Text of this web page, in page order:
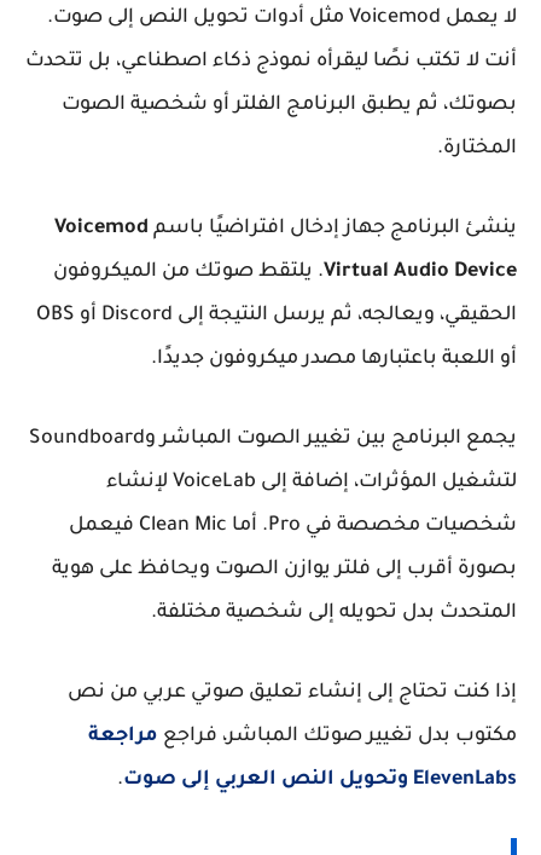
لا يعمل Voicemod مثل أدوات تحويل النص إلى صوت.
أنت لا تكتب نصًا ليقرأه نموذج ذكاء اصطناعي، بل تتحدث
بصوتك، ثم يطبق البرنامج الفلتر أو شخصية الصوت
المختارة.
ينشئ البرنامج جهاز إدخال افتراضيًا باسم Voicemod
Virtual Audio Device. يلتقط صوتك من الميكروفون
الحقيقي، ويعالجه، ثم يرسل النتيجة إلى Discord أو OBS
أو اللعبة باعتبارها مصدر ميكروفون جديدًا.
يجمع البرنامج بين تغيير الصوت المباشر وSoundboard
لتشغيل المؤثرات، إضافة إلى VoiceLab لإنشاء
شخصيات مخصصة في Pro. أما Clean Mic فيعمل
بصورة أقرب إلى فلتر يوازن الصوت ويحافظ على هوية
المتحدث بدل تحويله إلى شخصية مختلفة.
إذا كنت تحتاج إلى إنشاء تعليق صوتي عربي من نص
مكتوب بدل تغيير صوتك المباشر، فراجع مراجعة
ElevenLabs وتحويل النص العربي إلى صوت
.